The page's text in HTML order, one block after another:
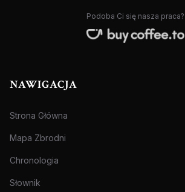
Podoba Ci się nasza praca?
NAWIGACJA
Strona Główna
Mapa Zbrodni
Chronologia
Słownik